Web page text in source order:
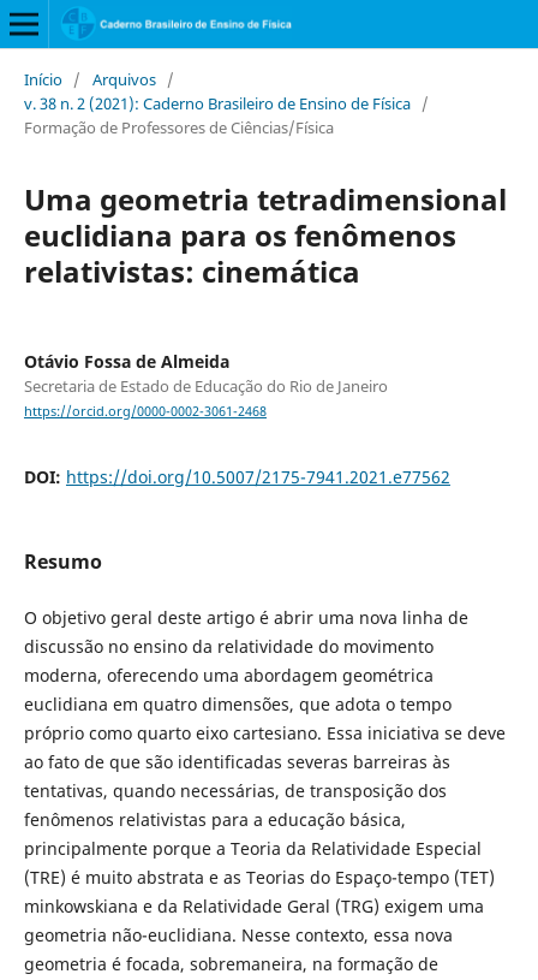
Início / Arquivos /
v. 38 n. 2 (2021): Caderno Brasileiro de Ensino de Física /
Formação de Professores de Ciências/Física
Uma geometria tetradimensional
euclidiana para os fenômenos
relativistas: cinemática
Otávio Fossa de Almeida
Secretaria de Estado de Educação do Rio de Janeiro
https://orcid.org/0000-0002-3061-2468
DOI: https://doi.org/10.5007/2175-7941.2021.e77562
Resumo
O objetivo geral deste artigo é abrir uma nova linha de
discussão no ensino da relatividade do movimento
moderna, oferecendo uma abordagem geométrica
euclidiana em quatro dimensões, que adota o tempo
próprio como quarto eixo cartesiano. Essa iniciativa se deve
ao fato de que são identificadas severas barreiras às
tentativas, quando necessárias, de transposição dos
fenômenos relativistas para a educação básica,
principalmente porque a Teoria da Relatividade Especial
(TRE) é muito abstrata e as Teorias do Espaço-tempo (TET)
minkowskiana e da Relatividade Geral (TRG) exigem uma
geometria não-euclidiana. Nesse contexto, essa nova
geometria é focada, sobremaneira, na formação de